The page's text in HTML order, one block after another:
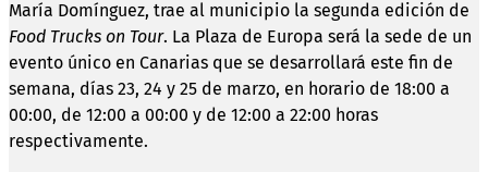
María Domínguez, trae al municipio la segunda edición de
Food Trucks on Tour. La Plaza de Europa será la sede de un
evento único en Canarias que se desarrollará este fin de
semana, días 23, 24 y 25 de marzo, en horario de 18:00 a
00:00, de 12:00 a 00:00 y de 12:00 a 22:00 horas
respectivamente.